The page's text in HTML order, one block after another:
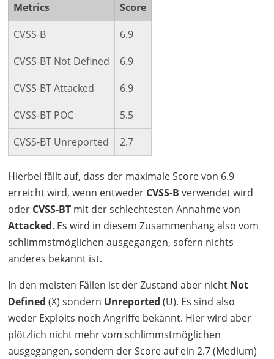
Metrics
Score
CVSS-B
6.9
CVSS-BT Not Defined
6.9
CVSS-BT Attacked
6.9
CVSS-BT POC
5.5
CVSS-BT Unreported 2.7
Hierbei fällt auf, dass der maximale Score von 6.9
erreicht wird, wenn entweder CVSS-B verwendet wird
oder CVSS-BT mit der schlechtesten Annahme von
Attacked. Es wird in diesem Zusammenhang also vom
schlimmstmöglichen ausgegangen, sofern nichts
anderes bekannt ist.
In den meisten Fällen ist der Zustand aber nicht Not
Defined (X) sondern Unreported (U). Es sind also
weder Exploits noch Angriffe bekannt. Hier wird aber
plötzlich nicht mehr vom schlimmstmöglichen
ausgegangen, sondern der Score auf ein 2.7 (Medium)